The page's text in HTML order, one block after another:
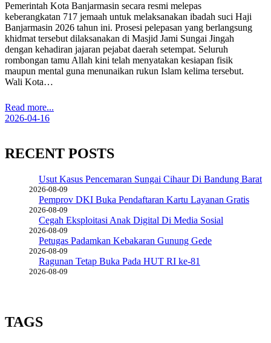
Pemerintah Kota Banjarmasin secara resmi melepas
keberangkatan 717 jemaah untuk melaksanakan ibadah suci Haji
Banjarmasin 2026 tahun ini. Prosesi pelepasan yang berlangsung
khidmat tersebut dilaksanakan di Masjid Jami Sungai Jingah
dengan kehadiran jajaran pejabat daerah setempat. Seluruh
rombongan tamu Allah kini telah menyatakan kesiapan fisik
maupun mental guna menunaikan rukun Islam kelima tersebut.
Wali Kota…
Read more...
2026-04-16
RECENT POSTS
Usut Kasus Pencemaran Sungai Cihaur Di Bandung Barat
2026-08-09
Pemprov DKI Buka Pendaftaran Kartu Layanan Gratis
2026-08-09
Cegah Eksploitasi Anak Digital Di Media Sosial
2026-08-09
Petugas Padamkan Kebakaran Gunung Gede
2026-08-09
Ragunan Tetap Buka Pada HUT RI ke-81
2026-08-09
TAGS